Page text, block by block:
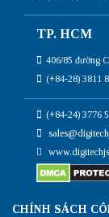
TP. HCM
406/85 đường
(+84-28) 3811
(+84-24) 3776
CHÍNH SÁCH